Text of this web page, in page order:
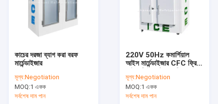
কাচের দরজা ব্যাগ করা বরফ
মার্চেন্ডাইজার
মূল্য:Negotiation
MOQ:1 একক
সর্বশেষ দাম পান
220V 50Hz কমার্শিয়াল
আইস মার্চেন্ডাইজার CFC ফ্রি
মূল্য:Negotiation
MOQ:1 একক
সর্বশেষ দাম পান